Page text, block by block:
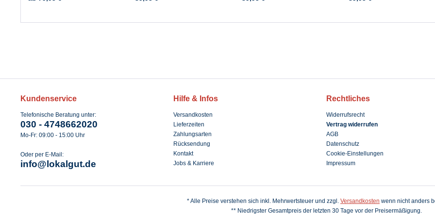
Kundenservice
Telefonische Beratung unter:
030 - 4748662020
Mo-Fr: 09:00 - 15:00 Uhr
Oder per E-Mail:
info@lokalgut.de
Hilfe & Infos
Versandkosten
Lieferzeiten
Zahlungsarten
Rücksendung
Kontakt
Jobs & Karriere
Rechtliches
Widerrufsrecht
Vertrag widerrufen
AGB
Datenschutz
Cookie-Einstellungen
Impressum
* Alle Preise verstehen sich inkl. Mehrwertsteuer und zzgl. Versandkosten wenn nicht anders
** Niedrigster Gesamtpreis der letzten 30 Tage vor der Preisermäßigung.